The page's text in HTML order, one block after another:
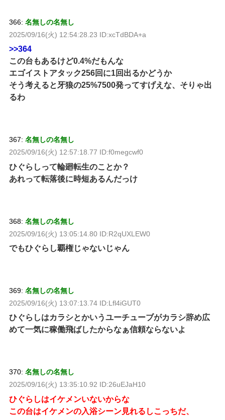
366: 名無しの名無し
2025/09/16(火) 12:54:28.23 ID:xcTdBDA+a
>>364
この台もあるけど0.4%だもんな
エゴイストアタック256回に1回出るかどうか
そう考えると牙狼の25%7500発ってすげえな、そりゃ出
るわ
367: 名無しの名無し
2025/09/16(火) 12:57:18.77 ID:f0megcwf0
ひぐらしって輪廻転生のことか？
あれって転落後に時短あるんだっけ
368: 名無しの名無し
2025/09/16(火) 13:05:14.80 ID:R2qUXLEW0
でもひぐらし覇権じゃないじゃん
369: 名無しの名無し
2025/09/16(火) 13:07:13.74 ID:Lfl4iGUT0
ひぐらしはカラシとかいうユーチューブがカラシ辞め広
めて一気に稼働飛ばしたからなぁ信頼ならないよ
370: 名無しの名無し
2025/09/16(火) 13:35:10.92 ID:26uEJaH10
ひぐらしはイケメンいないからな
この台はイケメンの入浴シーン見れるしこっちだ、